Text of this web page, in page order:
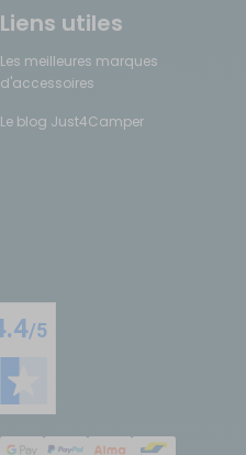
Liens utiles
Les meilleures marques
d'accessoires
Le blog Just4Camper